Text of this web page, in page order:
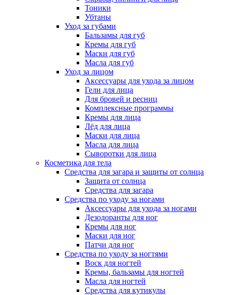
Тоники
Убтаны
Уход за губами
Бальзамы для губ
Кремы для губ
Маски для губ
Масла для губ
Уход за лицом
Аксессуары для ухода за лицом
Гели для лица
Для бровей и ресниц
Комплексные программы
Кремы для лица
Лёд для лица
Маски для лица
Масла для лица
Сыворотки для лица
Косметика для тела
Средства для загара и защиты от солнца
Защита от солнца
Средства для загара
Средства по уходу за ногами
Аксессуары для ухода за ногами
Дезодоранты для ног
Кремы для ног
Маски для ног
Патчи для ног
Средства по уходу за ногтями
Воск для ногтей
Кремы, бальзамы для ногтей
Масла для ногтей
Средства для кутикулы